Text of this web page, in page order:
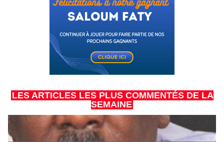
LES ARTICLES LES PLUS COMMENTÉS DE LA
SEMAINE